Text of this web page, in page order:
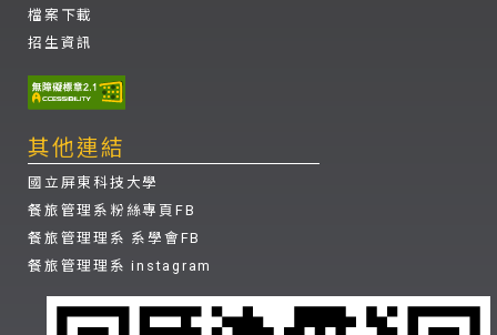
檔案下載
招生資訊
其他連結
國立屏東科技大學
餐旅管理系粉絲專頁FB
餐旅管理理系 系學會FB
餐旅管理理系 instagram